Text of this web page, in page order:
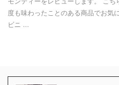
度も味わったことのある商品でお気
ビニ ...